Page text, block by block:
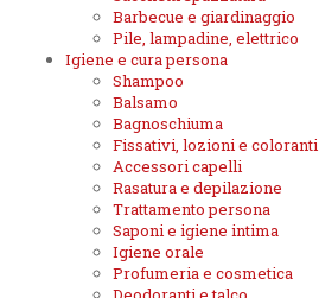
Barbecue e giardinaggio
Pile, lampadine, elettrico
Igiene e cura persona
Shampoo
Balsamo
Bagnoschiuma
Fissativi, lozioni e coloranti
Accessori capelli
Rasatura e depilazione
Trattamento persona
Saponi e igiene intima
Igiene orale
Profumeria e cosmetica